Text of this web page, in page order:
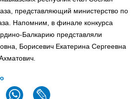
представляющий министерство по
Напомним, в финале конкурса
Балкарию представляли
Борисевич Екатерина Сергеевна